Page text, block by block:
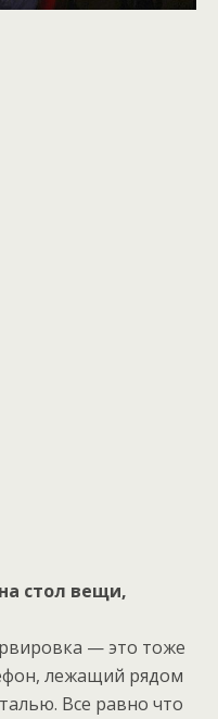
стол вещи,
— это тоже
лежащий рядом
Все равно что